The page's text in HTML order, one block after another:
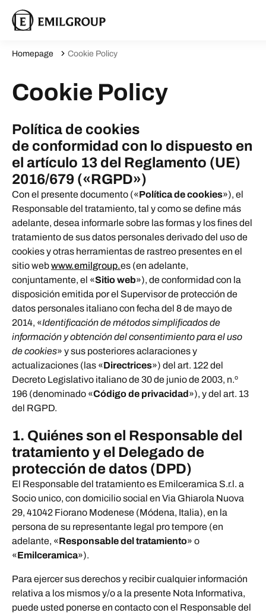
Homepage Cookie Policy
Cookie Policy
Política de cookies
de conformidad con lo dispuesto en
el artículo 13 del Reglamento (UE)
2016/679 («RGPD»)
Con el presente documento («Política de cookies»), el
Responsable del tratamiento, tal y como se define más
adelante, desea informarle sobre las formas y los fines del
tratamiento de sus datos personales derivado del uso de
cookies y otras herramientas de rastreo presentes en el
sitio webwww.emilgroup.es (en adelante,
conjuntamente, el «Sitio web»), de conformidad con la
disposición emitida por el Supervisor de protección de
datos personales italiano con fecha del 8 de mayo de
2014, «Identificación de métodos simplificados de
información y obtención del consentimiento para el uso
de cookies» y sus posteriores aclaraciones y
actualizaciones (las «Directrices») del art. 122 del
Decreto Legislativo italiano de 30 de junio de 2003, n.º
196 (denominado «Código de privacidad»), y del art. 13
del RGPD.
1. Quiénes son el Responsable del
tratamiento y el Delegado de
protección de datos (DPD)
El Responsable del tratamiento es Emilceramica S.r.l. a
Socio unico, con domicilio social en Via Ghiarola Nuova
29, 41042 Fiorano Modenese (Módena, Italia), en la
persona de su representante legal pro tempore (en
adelante, «Responsable del tratamiento» o
«Emilceramica»).
Para ejercer sus derechos y recibir cualquier información
relativa a los mismos y/o a la presente Nota Informativa,
puede usted ponerse en contacto con el Responsable del